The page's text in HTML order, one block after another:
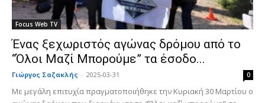
Focus Web TV
Ένας ξεχωριστός αγώνας δρόμου από το
“Όλοι Μαζί Μπορούμε” τα έσοδο...
Γιώργος Σαζακλής - 2025-03-31 0
Με μεγάλη επιτυχία πραγματοποιήθηκε την Κυριακή 30 Μαρτίου ο